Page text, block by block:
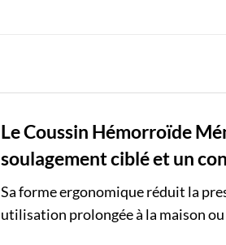
Le Coussin Hémorroïde
soulagement ciblé et un
Sa forme ergonomique réduit la
utilisation prolongée à la maison ou